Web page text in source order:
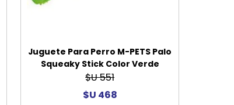
Juguete Para Perro M-PETS Palo
Squeaky Stick Color Verde
$U 551
$U 468